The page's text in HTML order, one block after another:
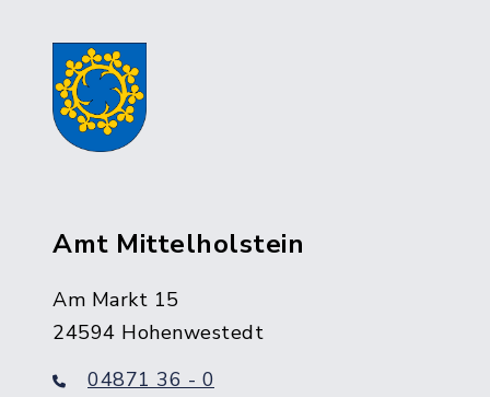
Amt Mittelholstein
Am Markt 15
24594 Hohenwestedt
04871 36 - 0